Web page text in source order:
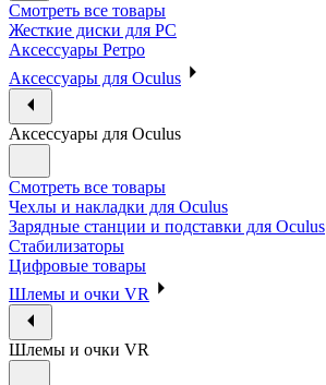
Смотреть все товары
Жесткие диски для PC
Аксессуары Ретро
Аксессуары для Oculus
Аксессуары для Oculus
Смотреть все товары
Чехлы и накладки для Oculus
Зарядные станции и подставки для Oculus
Стабилизаторы
Цифровые товары
Шлемы и очки VR
Шлемы и очки VR